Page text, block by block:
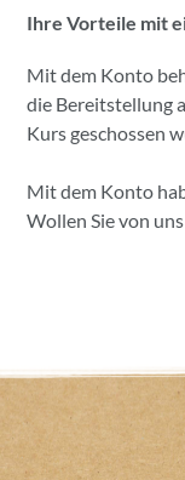
Ihre Vorteile mit
Mit dem Konto
die Bereitstellung
Kurs geschossen
Mit dem Konto
Wollen Sie von